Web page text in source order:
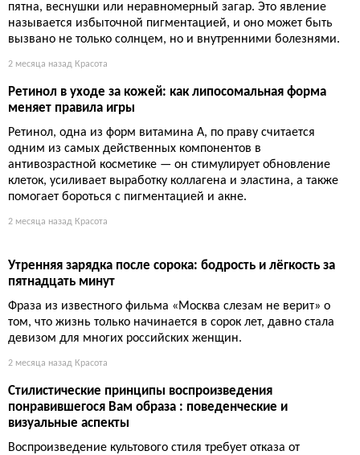
пятна, веснушки или неравномерный загар. Это явление
называется избыточной пигментацией, и оно может быть
вызвано не только солнцем, но и внутренними болезнями.
2 месяца назад Красота
Ретинол в уходе за кожей: как липосомальная форма
меняет правила игры
Ретинол, одна из форм витамина А, по праву считается
одним из самых действенных компонентов в
антивозрастной косметике — он стимулирует обновление
клеток, усиливает выработку коллагена и эластина, а также
помогает бороться с пигментацией и акне.
2 месяца назад Красота
Утренняя зарядка после сорока: бодрость и лёгкость за
пятнадцать минут
Фраза из известного фильма «Москва слезам не верит» о
том, что жизнь только начинается в сорок лет, давно стала
девизом для многих российских женщин.
2 месяца назад Красота
Стилистические принципы воспроизведения
понравившегося Вам образа : поведенческие и
визуальные аспекты
Воспроизведение культового стиля требует отказа от